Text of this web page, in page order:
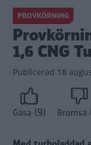
PROVKÖRNING
1,6 CNG
Publicerad 18
Gasa (9) Bromsa